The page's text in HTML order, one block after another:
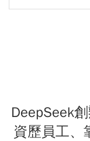
DeepSeek
資歷員工、